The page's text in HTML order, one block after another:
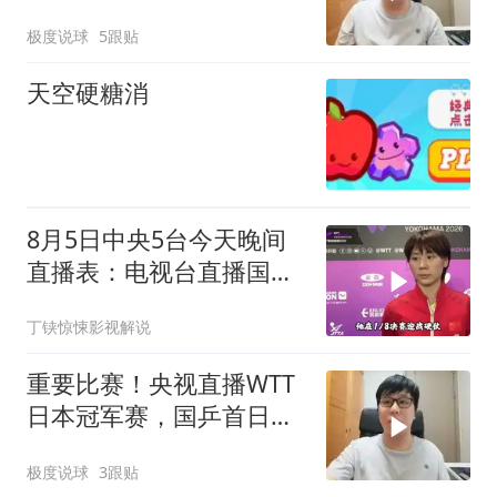
极度说球 5跟贴
天空硬糖消
8月5日中央5台今天晚间
直播表：电视台直播国
丁铗惊悚影视解说
重要比赛！央视直播WTT
日本冠军赛，国乒首日压
极度说球 3跟贴